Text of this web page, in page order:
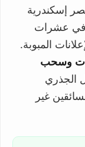
إسكندرية
في عشرات
المبوبة.
وسحب
الجذري
غير